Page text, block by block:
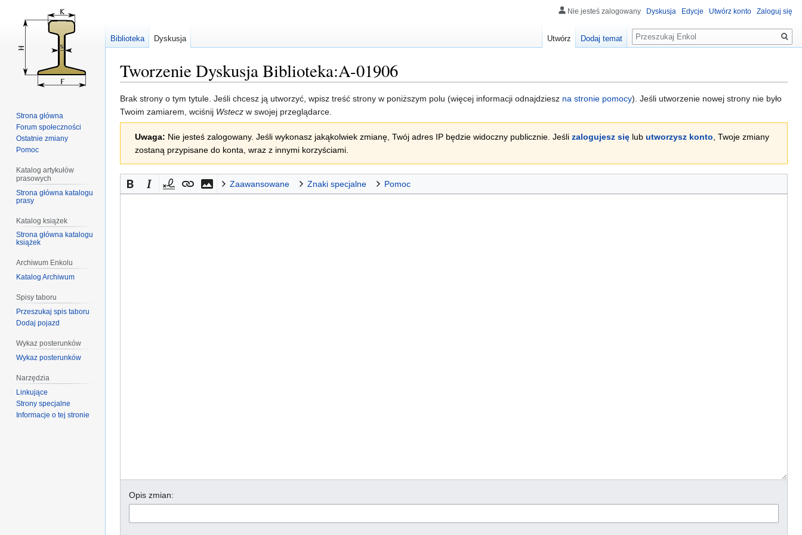
Tworzenie Dyskusja Biblioteka:A-01906
Przejdź
do
nawigacji
Przejdź
do
wyszukiwania
Brak strony o tym tytule. Jeśli chcesz ją utworzyć, wpisz treść strony w poniższym polu (więcej informacji odnajdziesz na stronie pomocy). Jeśli utworzenie nowej strony nie było
Twoim zamiarem, wciśnij Wstecz w swojej przeglądarce.
Uwaga: Nie jesteś zalogowany. Jeśli wykonasz jakąkolwiek zmianę, Twój adres IP będzie widoczny publicznie. Jeśli zalogujesz się lub utworzysz konto, Twoje zmiany
zostaną przypisane do konta, wraz z innymi korzyściami.
Zaawansowane Znaki specjalne Pomoc
Opis zmian:
Nie jesteś zalogowany Dyskusja Edycje Utwórz konto Zaloguj się
Biblioteka Dyskusja Utwórz Dodaj temat
Szukaj
Strona główna
Forum społeczności
Ostatnie zmiany
Pomoc
Katalog artykułów
prasowych
Strona główna katalogu
prasy
Katalog książek
Strona główna katalogu
książek
Archiwum Enkolu
Katalog Archiwum
Spisy taboru
Przeszukaj spis taboru
Dodaj pojazd
Wykaz posterunków
Wykaz posterunków
Narzędzia
Linkujące
Strony specjalne
Informacje o tej stronie